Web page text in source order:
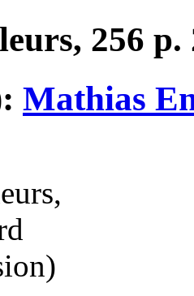
256 p.
Mathias